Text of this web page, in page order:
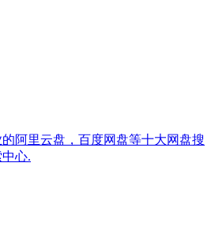
阿里云盘，百度网盘等十大网盘搜
心.